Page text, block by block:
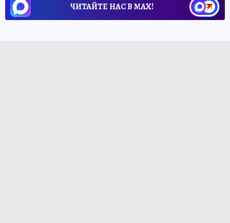
ЧИТАЙТЕ НАС В МАХ!